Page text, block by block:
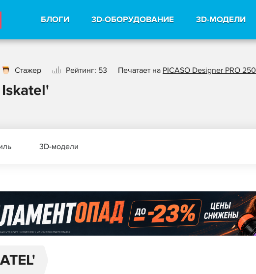
БЛОГИ 3D-ОБОРУДОВАНИЕ 3D-МОДЕЛИ
Стажер Рейтинг: 53 Печатает на PICASO Designer PRO 250
Iskatel'
3D-модели